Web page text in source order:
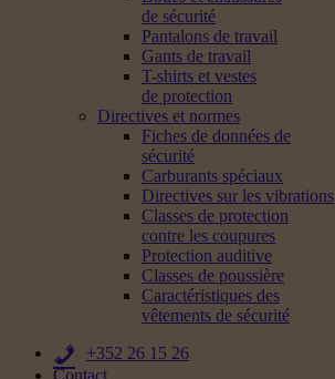
de sécurité
Pantalons de travail
Gants de travail
T-shirts et vestes
de protection
Directives et normes
Fiches de données de
sécurité
Carburants spéciaux
Directives sur les vibrations
Classes de protection
contre les coupures
Protection auditive
Classes de poussière
Caractéristiques des
vêtements de sécurité
+352 26 15 26
Contact